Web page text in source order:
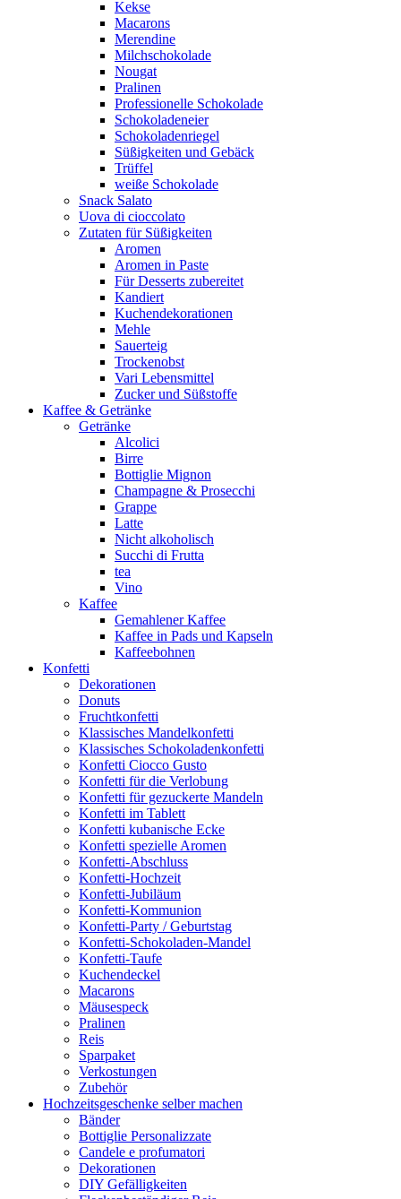
Kekse
Macarons
Merendine
Milchschokolade
Nougat
Pralinen
Professionelle Schokolade
Schokoladeneier
Schokoladenriegel
Süßigkeiten und Gebäck
Trüffel
weiße Schokolade
Snack Salato
Uova di cioccolato
Zutaten für Süßigkeiten
Aromen
Aromen in Paste
Für Desserts zubereitet
Kandiert
Kuchendekorationen
Mehle
Sauerteig
Trockenobst
Vari Lebensmittel
Zucker und Süßstoffe
Kaffee & Getränke
Getränke
Alcolici
Birre
Bottiglie Mignon
Champagne & Prosecchi
Grappe
Latte
Nicht alkoholisch
Succhi di Frutta
tea
Vino
Kaffee
Gemahlener Kaffee
Kaffee in Pads und Kapseln
Kaffeebohnen
Konfetti
Dekorationen
Donuts
Fruchtkonfetti
Klassisches Mandelkonfetti
Klassisches Schokoladenkonfetti
Konfetti Ciocco Gusto
Konfetti für die Verlobung
Konfetti für gezuckerte Mandeln
Konfetti im Tablett
Konfetti kubanische Ecke
Konfetti spezielle Aromen
Konfetti-Abschluss
Konfetti-Hochzeit
Konfetti-Jubiläum
Konfetti-Kommunion
Konfetti-Party / Geburtstag
Konfetti-Schokoladen-Mandel
Konfetti-Taufe
Kuchendeckel
Macarons
Mäusespeck
Pralinen
Reis
Sparpaket
Verkostungen
Zubehör
Hochzeitsgeschenke selber machen
Bänder
Bottiglie Personalizzate
Candele e profumatori
Dekorationen
DIY Gefälligkeiten